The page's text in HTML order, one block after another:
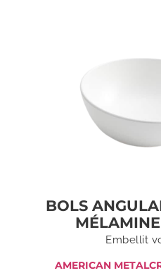
BOLS
Embellit
AMERICAN